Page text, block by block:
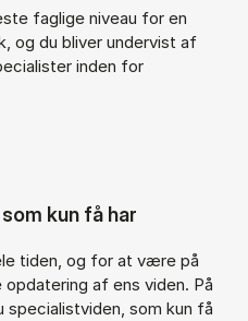
faglige niveau for en
og du bliver undervist af
inden for
kun få har
tiden, og for at være på
af ens viden. På
specialistviden, som kun få